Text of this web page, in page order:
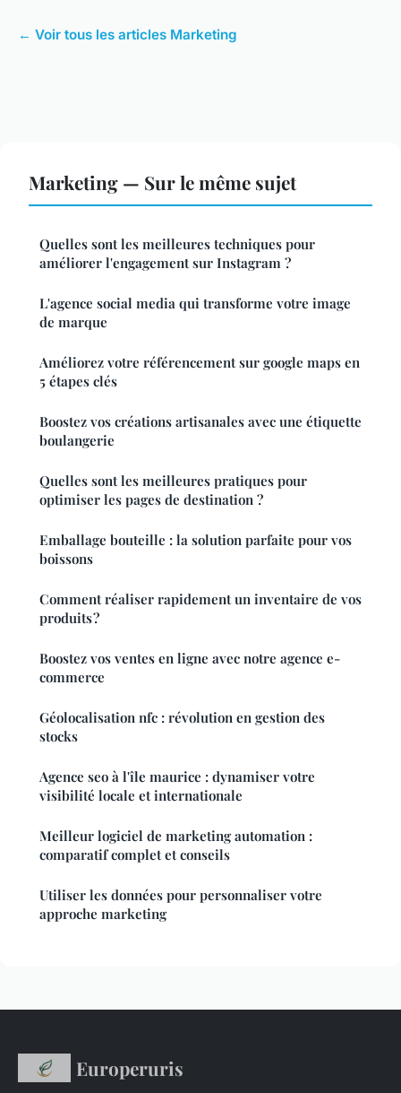
← Voir tous les articles Marketing
Marketing — Sur le même sujet
Quelles sont les meilleures techniques pour
améliorer l'engagement sur Instagram ?
L'agence social media qui transforme votre image
de marque
Améliorez votre référencement sur google maps en
5 étapes clés
Boostez vos créations artisanales avec une étiquette
boulangerie
Quelles sont les meilleures pratiques pour
optimiser les pages de destination ?
Emballage bouteille : la solution parfaite pour vos
boissons
Comment réaliser rapidement un inventaire de vos
produits ?
Boostez vos ventes en ligne avec notre agence e-
commerce
Géolocalisation nfc : révolution en gestion des
stocks
Agence seo à l'île maurice : dynamiser votre
visibilité locale et internationale
Meilleur logiciel de marketing automation :
comparatif complet et conseils
Utiliser les données pour personnaliser votre
approche marketing
Europeruris